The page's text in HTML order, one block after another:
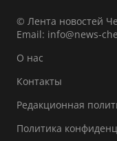
© Лента новостей
Email: info@news-
О нас
Контакты
Редакционная
Политика